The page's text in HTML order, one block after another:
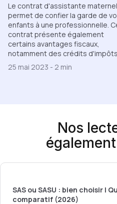
Le contrat d'assistante
permet de confier la garde de
enfants à une professionnelle.
contrat présente également
certains avantages fiscaux,
notamment des crédits d'impôts
25 mai 2023 - 2 min
Nos
SAS ou SASU : bien choisir |
comparatif (2026)